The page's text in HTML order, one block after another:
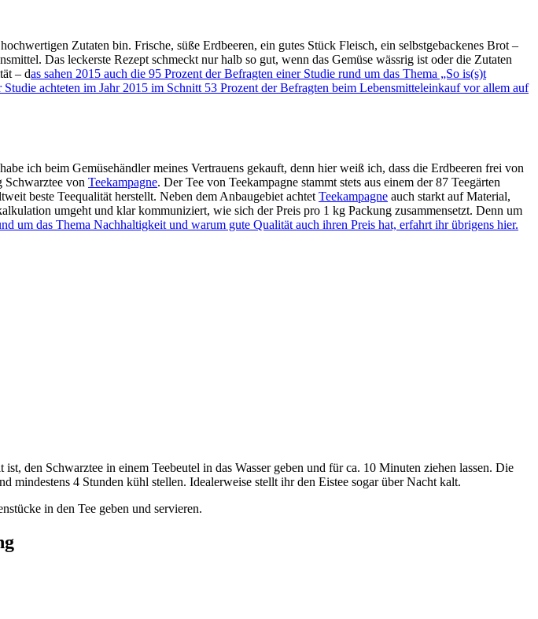
Zutaten bin. Frische, süße Erdbeeren, ein gutes Stück Fleisch, ein selbstgebackenes Brot –
Das leckerste Rezept schmeckt nur halb so gut, wenn das Gemüse wässrig ist oder die Zutaten
– das sahen 2015 auch die 95 Prozent der Befragten einer Studie rund um das Thema „So is(s)t
achteten im Jahr 2015 im Schnitt 53 Prozent der Befragten beim Lebensmitteleinkauf vor allem auf
ich beim Gemüsehändler meines Vertrauens gekauft, denn hier weiß ich, dass die Erdbeeren frei von
Schwarztee von Teekampagne. Der Tee von Teekampagne stammt stets aus einem der 87 Teegärten
beste Teequalität herstellt. Neben dem Anbaugebiet achtetTeekampagne auch starkt auf Material,
umgeht und klar kommuniziert, wie sich der Preis pro 1 kg Packung zusammensetzt. Denn um
um das Thema Nachhaltigkeit und warum gute Qualität auch ihren Preis hat, erfahrt ihr übrigens hier.
den Schwarztee in einem Teebeutel in das Wasser geben und für ca. 10 Minuten ziehen lassen. Die
mindestens 4 Stunden kühl stellen. Idealerweise stellt ihr den Eistee sogar über Nacht kalt.
in den Tee geben und servieren.